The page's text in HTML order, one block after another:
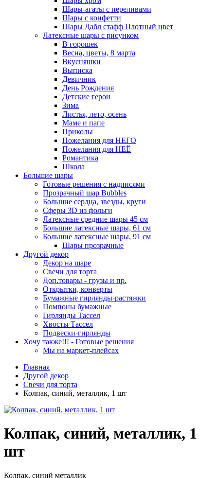
Шары-агаты с переливами
Шары с конфетти
Шары Дабл стафф Плотный цвет
Латексные шары с рисунком
В горошек
Весна, цветы, 8 марта
Вкусняшки
Выписка
Девичник
День Рождения
Детские герои
Зима
Листья, лето, осень
Маме и папе
Приколы
Пожелания для НЕГО
Пожелания для НЕЁ
Романтика
Школа
Большие шары
Готовые решения с надписями
Прозрачный шар Bubbles
Большие сердца, звезды, круги
Сферы 3D из фольги
Латексные средние шары 45 см
Большие латексные шары, 61 см
Большие латексные шары, 91 см
Шары прозрачные
Другой декор
Декор на шаре
Свечи для торта
Доп.товары - грузы и пр.
Открытки, конверты
Бумажные гирлянды-растяжки
Помпоны бумажные
Гирлянды Тассел
Хвосты Тассел
Подвески-гирлянды
Хочу также!!! - Готовые решения
Мы на маркет-плейсах
Главная
Другой декор
Свечи для торта
Колпак, синий, металлик, 1 шт
Колпак, синий, металлик, 1
шт
Колпак, синий металлик